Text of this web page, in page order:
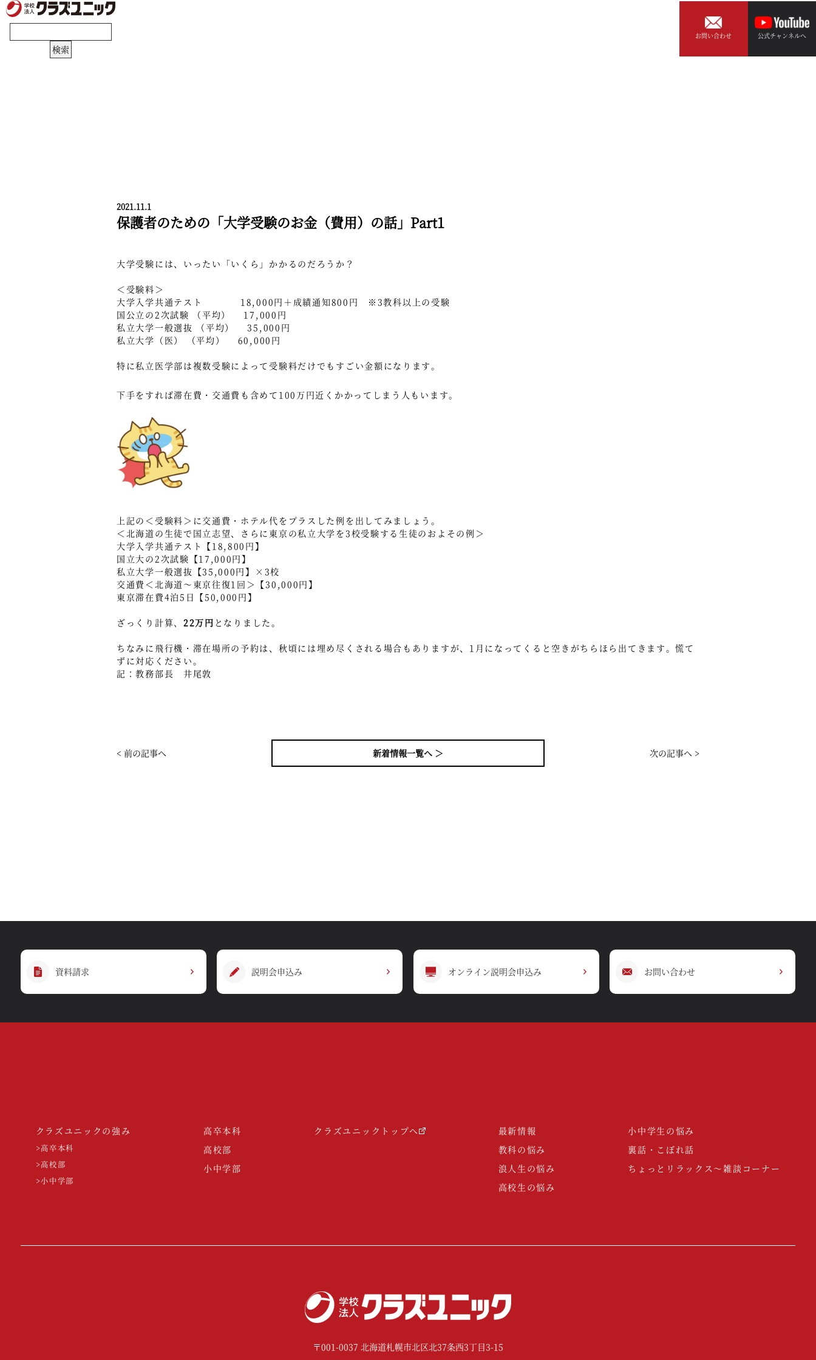
お問い合わせ 公式チャンネルへ
2021.11.1
保護者のための「大学受験のお金（費用）の話」Part1
大学受験には、いったい「いくら」かかるのだろうか？
＜受験料＞
大学入学共通テスト 18,000円＋成績通知800円 ※3教科以上の受験
国公立の2次試験 （平均） 17,000円
私立大学一般選抜 （平均） 35,000円
私立大学（医） （平均） 60,000円
特に私立医学部は複数受験によって受験料だけでもすごい金額になります。
下手をすれば滞在費・交通費も含めて100万円近くかかってしまう人もいます。
上記の＜受験料＞に交通費・ホテル代をプラスした例を出してみましょう。
＜北海道の生徒で国立志望、さらに東京の私立大学を3校受験する生徒のおよその例＞
大学入学共通テスト【18,800円】
国立大の2次試験【17,000円】
私立大学一般選抜【35,000円】×3校
交通費＜北海道～東京往復1回＞【30,000円】
東京滞在費4泊5日【50,000円】
ざっくり計算、 22万円 となりました。
ちなみに飛行機・滞在場所の予約は、秋頃には埋め尽くされる場合もありますが、1月になってくると空きがちらほら出てきます。慌て
ずに対応ください。
記：教務部長 井尾敦
< 前の記事へ 新着情報一覧へ ＞ 次の記事へ >
資料請求 説明会申込み オンライン説明会申込み お問い合わせ
クラズユニックの強み
>高卒本科
>高校部
>小中学部
高卒本科
高校部
小中学部
クラズユニックトップへ
最新情報
教科の悩み
浪人生の悩み
高校生の悩み
小中学生の悩み
裏話・こぼれ話
ちょっとリラックス～雑談コーナー
〒001-0037 北海道札幌市北区北37条西3丁目3-15